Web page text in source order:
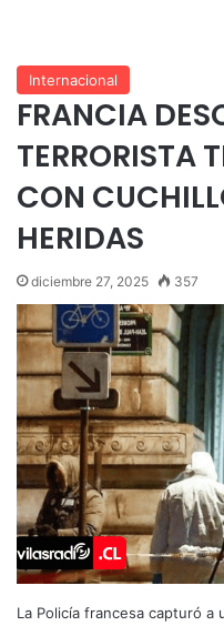
Internacional
FRANCIA
TERRORISTA
CON
HERIDAS
diciembre 27, 2025 357
La Policía francesa capturó